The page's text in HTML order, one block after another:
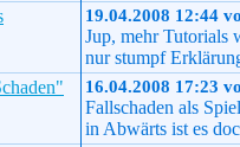
19.04.2008 12:44
Jup, mehr Tutorials
nur stumpf
16.04.2008 17:23
Fallschaden als
in Abwärts ist es